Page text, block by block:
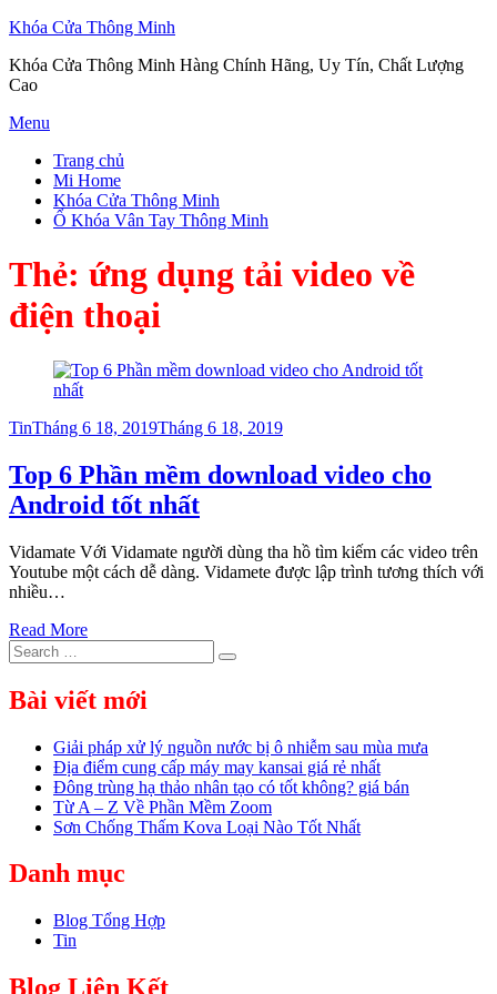
Khóa Cửa Thông Minh
Khóa Cửa Thông Minh Hàng Chính Hãng, Uy Tín, Chất Lượng
Cao
Skip
content
Menu
Trang chủ
Mi Home
Khóa Cửa Thông Minh
Ổ Khóa Vân Tay Thông Minh
Thẻ: ứng dụng tải video về
điện thoại
TinPosted
Tháng 6 18, 2019Tháng 6 18, 2019
Top 6 Phần mềm download video cho
Android tốt nhất
Vidamate Với Vidamate người dùng tha hồ tìm kiếm các video trên
Youtube một cách dễ dàng. Vidamete được lập trình tương thích với
nhiều…
Read More
Search
for:
Search
Bài viết mới
Giải pháp xử lý nguồn nước bị ô nhiễm sau mùa mưa
Địa điểm cung cấp máy may kansai giá rẻ nhất
Đông trùng hạ thảo nhân tạo có tốt không? giá bán
Từ A – Z Về Phần Mềm Zoom
Sơn Chống Thấm Kova Loại Nào Tốt Nhất
Danh mục
Blog Tổng Hợp
Tin
Blog Liên Kết